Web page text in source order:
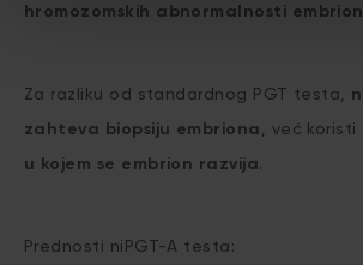
hromozomskih abnormalnosti
Za razliku od standardnog PGT testa,
zahteva biopsiju embriona
, već koristi
u kojem se embrion razvija.
Prednosti niPGT-A testa: